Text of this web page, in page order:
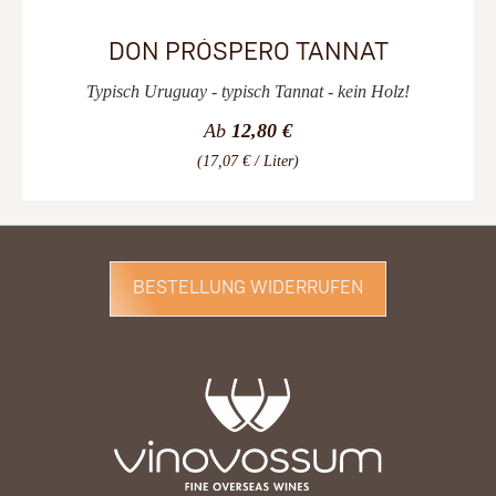
DON PRÓSPERO TANNAT
Typisch Uruguay - typisch Tannat - kein Holz!
Ab 12,80 €
(17,07 € / Liter)
BESTELLUNG WIDERRUFEN